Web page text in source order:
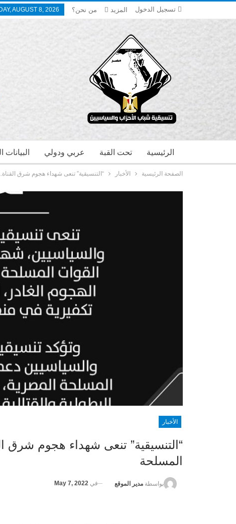
تسجيل الدخول AUGUST 8, 2026 من نحن؟ المزيد
عربي ودولي تحت القبة الرئيسية
الصفحة الرئيسية الأخبار “التنسيقية” تنعى شهداء هجوم شرق
الأخبار
“التنسيقية” تنعى شهداء هجوم شرق
المسلحة
بواسطة مدير الموقع في May 7, 2022